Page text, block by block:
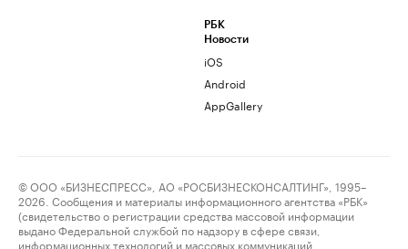
РБК
Новости
iOS
Android
AppGallery
© ООО «БИЗНЕСПРЕСС», АО «РОСБИЗНЕСКОНСАЛТИНГ», 1995–
2026. Сообщения и материалы информационного агентства «РБК»
(свидетельство о регистрации средства массовой информации
выдано Федеральной службой по надзору в сфере связи,
информационных технологий и массовых коммуникаций